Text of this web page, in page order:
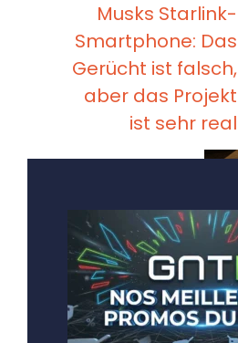
Musks Starlink-
Smartphone: Das
Gerücht ist falsch,
aber das Projekt
ist sehr real